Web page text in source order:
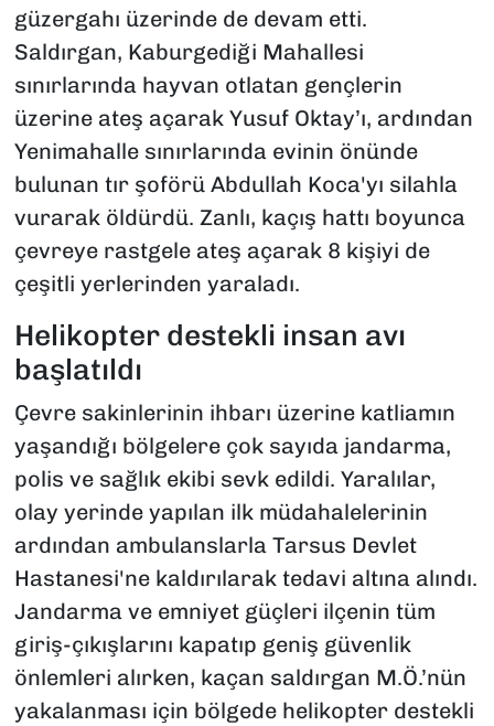
güzergahı üzerinde de devam etti.
Saldırgan, Kaburgediği Mahallesi
sınırlarında hayvan otlatan gençlerin
üzerine ateş açarak Yusuf Oktay’ı, ardından
Yenimahalle sınırlarında evinin önünde
bulunan tır şoförü Abdullah Koca'yı silahla
vurarak öldürdü. Zanlı, kaçış hattı boyunca
çevreye rastgele ateş açarak 8 kişiyi de
çeşitli yerlerinden yaraladı.
Helikopter destekli insan avı
başlatıldı
Çevre sakinlerinin ihbarı üzerine katliamın
yaşandığı bölgelere çok sayıda jandarma,
polis ve sağlık ekibi sevk edildi. Yaralılar,
olay yerinde yapılan ilk müdahalelerinin
ardından ambulanslarla Tarsus Devlet
Hastanesi'ne kaldırılarak tedavi altına alındı.
Jandarma ve emniyet güçleri ilçenin tüm
giriş-çıkışlarını kapatıp geniş güvenlik
önlemleri alırken, kaçan saldırgan M.Ö.’nün
yakalanması için bölgede helikopter destekli